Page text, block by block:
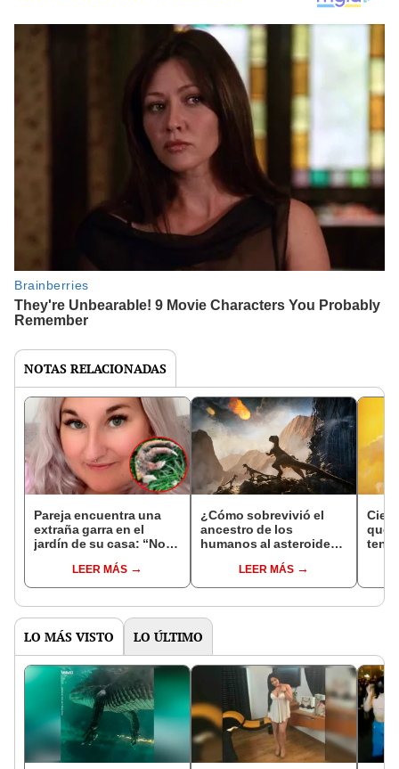
NOTAS RELACIONADAS
Pareja encuentra una
extraña garra en el
jardín de su casa: “Nos
LEER MÁS
¿Cómo sobrevivió el
ancestro de los
humanos al asteroide
dinosaurios?
LEER MÁS
que
tenía
LO MÁS VISTO LO ÚLTIMO